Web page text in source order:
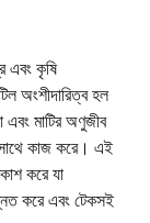
এবং কৃষি
অংশীদারিত্ব হল
এবং মাটির অণুজীব
কাজ করে। এই
করে যা
করে এবং টেকসই